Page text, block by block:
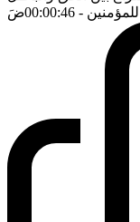
- 00:00:46 ضَ